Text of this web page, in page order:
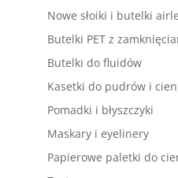
Nowe słoiki i butelki
Butelki PET z
Butelki do fluidów
Kasetki do pudrów i
Pomadki i błyszczyki
Maskary i eyelinery
Papierowe paletki do